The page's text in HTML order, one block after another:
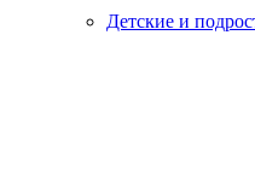
Детские и